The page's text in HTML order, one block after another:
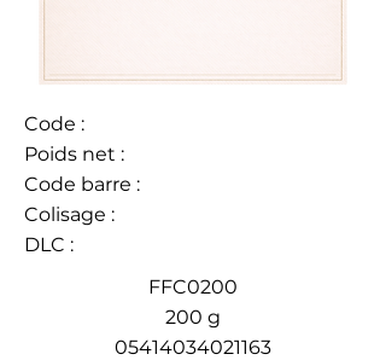
Code :
Poids net :
Code barre :
Colisage :
DLC :
FFC0200
200 g
05414034021163